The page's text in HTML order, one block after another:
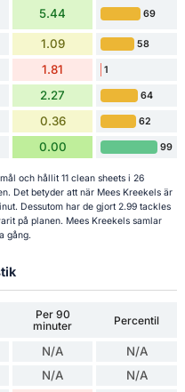
5.44 69
1.09 58
1.81 1
2.27 64
0.36 62
0.00 99
och hållit 11 clean sheets i 26
Det betyder att när Mees Kreekels är
Dessutom har de gjort 2.99 tackles
på planen. Mees Kreekels samlar
gång.
Per 90
minuter
Percentil
N/A N/A
N/A N/A